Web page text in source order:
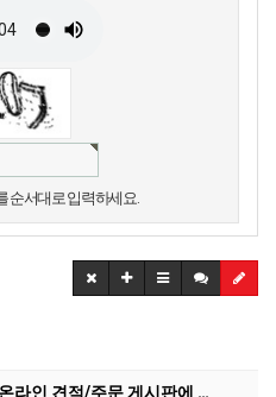
순서대로 입력하세요.
라인 견적/주문 게시판에 …